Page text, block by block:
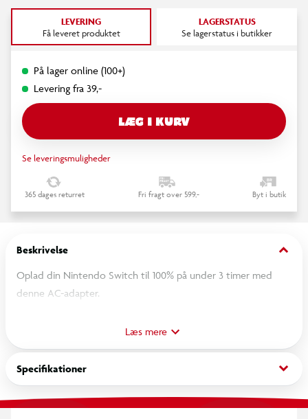
LEVERING
Få leveret produktet
LAGERSTATUS
Se lagerstatus i butikker
På lager online (100+)
Levering fra 39,-
LÆG I KURV
Se leveringsmuligheder
365 dages returret Fri fragt over 599,- Byt i butik
Beskrivelse keyboard_arrow_down
Oplad din Nintendo Switch til 100% på under 3 timer med
denne AC-adapter.
Den er også kompatibel med Steam DeckTM, Android-
enheder og laptops takket være sit 1,5 meter USB-C-kabel og
en opladningseffekt på op til 45W. Gallium Nitride (GaN)-
teknologi sikrer maksimal effekt i en meget kompakt enhed.
Læs mere
Specifikationer keyboard_arrow_down